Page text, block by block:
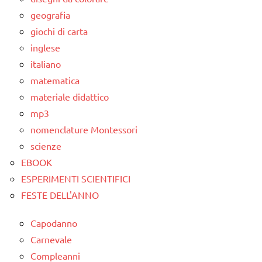
Natale
materiale
didattico
per
Natale
modellaggio
Natale
TUTORIAL
TUTTI GLI
ARGOMENTI
PER ETA'
ARTICOLI
varie -
geografia
giochi di carta
inglese
italiano
matematica
materiale didattico
mp3
nomenclature Montessori
scienze
EBOOK
ESPERIMENTI SCIENTIFICI
FESTE DELL'ANNO
Capodanno
Carnevale
Compleanni